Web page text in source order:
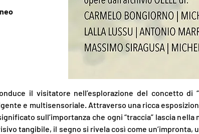
il visitatore nell’esplorazione del concetto
e multisensoriale. Attraverso una ricca
sull’importanza che ogni “traccia” lascia
tangibile, il segno si rivela così come